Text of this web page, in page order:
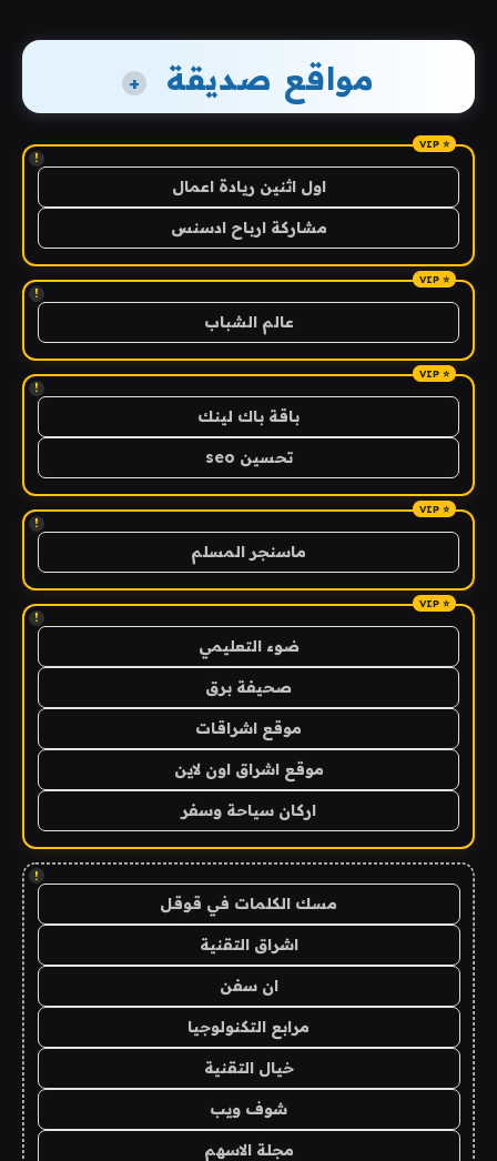
مواقع صديقة +
!
اول اثنين ريادة اعمال
مشاركة ارباح ادسنس
!
عالم الشباب
!
باقة باك لينك
تحسين seo
!
ماسنجر المسلم
!
ضوء التعليمي
صحيفة برق
موقع اشراقات
موقع اشراق اون لاين
اركان سياحة وسفر
!
مسك الكلمات في قوقل
اشراق التقنية
ان سفن
مرابع التكنولوجيا
خيال التقنية
شوف ويب
مجلة الاسهم